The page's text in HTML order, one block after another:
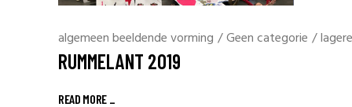
algemeen beeldende vorming /Geen categorie /
RUMMELANT 2019
READ MORE _